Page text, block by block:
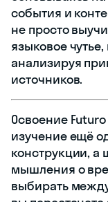
события и
не просто
языковое
анализируя
источников.
Освоение
изучение ещё
конструкции, а
мышления о
выбирать